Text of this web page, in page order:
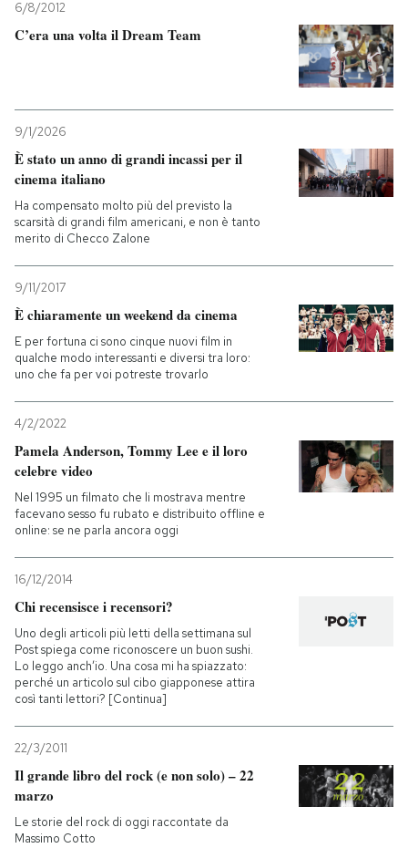
6/8/2012
C’era una volta il Dream Team
9/1/2026
È stato un anno di grandi incassi per il
cinema italiano
Ha compensato molto più del previsto la
scarsità di grandi film americani, e non è tanto
merito di Checco Zalone
9/11/2017
È chiaramente un weekend da cinema
E per fortuna ci sono cinque nuovi film in
qualche modo interessanti e diversi tra loro:
uno che fa per voi potreste trovarlo
4/2/2022
Pamela Anderson, Tommy Lee e il loro
celebre video
Nel 1995 un filmato che li mostrava mentre
facevano sesso fu rubato e distribuito offline e
online: se ne parla ancora oggi
16/12/2014
Chi recensisce i recensori?
Uno degli articoli più letti della settimana sul
Post spiega come riconoscere un buon sushi.
Lo leggo anch’io. Una cosa mi ha spiazzato:
perché un articolo sul cibo giapponese attira
così tanti lettori? [Continua]
22/3/2011
Il grande libro del rock (e non solo) – 22
marzo
Le storie del rock di oggi raccontate da
Massimo Cotto